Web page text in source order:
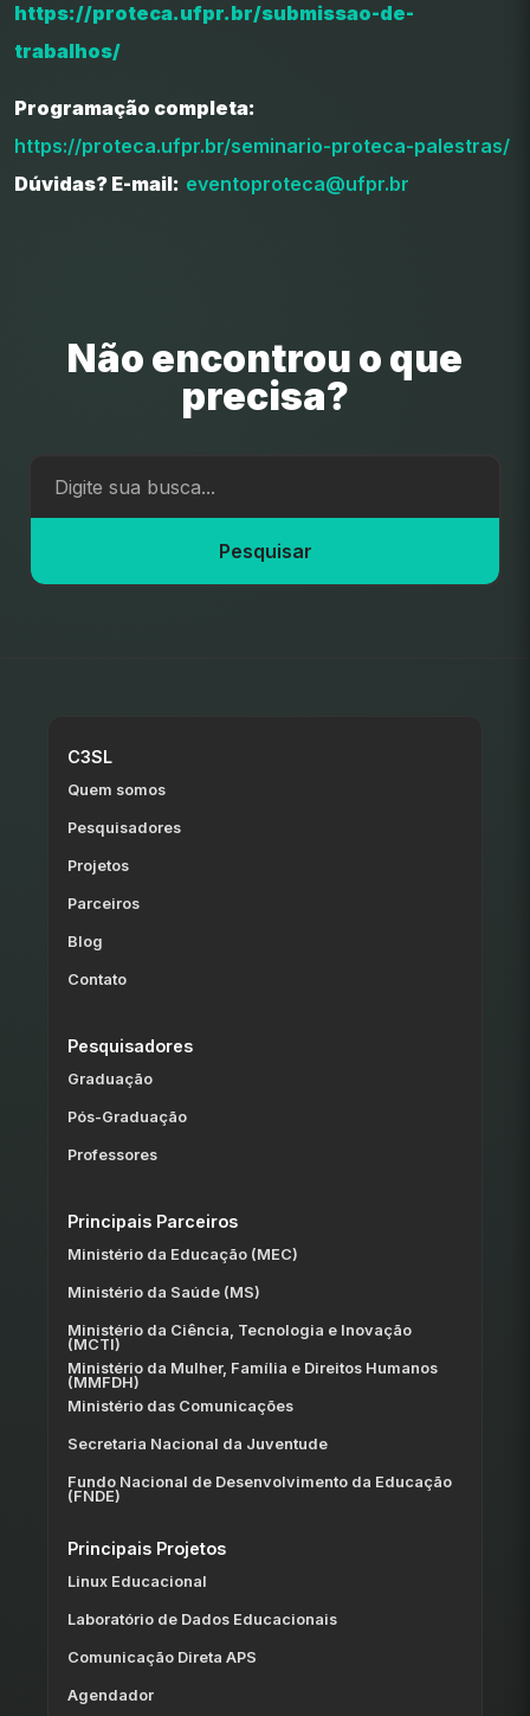
https://proteca.ufpr.br/submissao-de-
trabalhos/
Programação completa:
https://proteca.ufpr.br/seminario-proteca-palestras/
Dúvidas? E-mail: eventoproteca@ufpr.br
Não encontrou o que
precisa?
Pesquisar
C3SL
Quem somos
Pesquisadores
Projetos
Parceiros
Blog
Contato
Pesquisadores
Graduação
Pós-Graduação
Professores
Principais Parceiros
Ministério da Educação (MEC)
Ministério da Saúde (MS)
Ministério da Ciência, Tecnologia e Inovação
(MCTI)
Ministério da Mulher, Família e Direitos Humanos
(MMFDH)
Ministério das Comunicações
Secretaria Nacional da Juventude
Fundo Nacional de Desenvolvimento da Educação
(FNDE)
Principais Projetos
Linux Educacional
Laboratório de Dados Educacionais
Comunicação Direta APS
Agendador